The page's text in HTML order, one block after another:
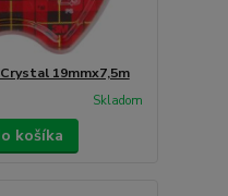
19mmx7,5m
Skladom
košíka